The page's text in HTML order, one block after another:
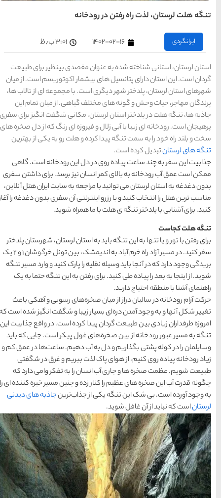
۳:۰۱ ب٫ظ
مقصدی بینظیر برای طبیعت
اکوتوریسم است. از میان
با مجموعه ای از تالاب ها،
از میان تمام این
مکانی شگفت انگیز برای سفری
ای رنگ که از دل صخره های
هلت رو به یکی از بهترین
این رودخانه است. گاهی
نیز برسد. برای داشتن سفری
به سایت ایران هتل آنلاین،
آن سفری بدون دغدغه را آغاز
شوید.
لرستان، شهرستان پلدختر
سفر کنید. در مسیر آزاد راه خرم آباد به اندیمشک، بین تونل خرگوشان 1 و 2 یک
پارک کنید و وارد مسیر تنگه
به این تنگه حتما به یک
رسوبی و آهکی باعث
و شگفت انگیز شده است که
کرده است. در واقع جذابیت این
پیکر است. جایی که باید
دهیم. ساعت‌ها در عمق کم و
ببریم و غرق در شگفتی
به تفکر وامی دارد که
و چنین مسیر خیره کننده ای را
جاذبه های دیدنی
کیش
هتل
کیش
شیراز
راهنمای
سفر به
شیراز
رزرو
هتل
های
شیراز
قشم
راهنمای
سفر به
قشم
رزرو
هتل
های
مشهد
راهنمای
سفر به
مشهد
رزرو
هتل
اصفهان
راهنمای
سفر به
اصفهان
رزرو هتل
های
تبریز
راهنمای
سفر به
تبریز
رزرو
هتل یزد
راهنمای
سفر به
یزد
دسته بندی ها
اخبار(266)
انواع سفر(73)
ایرانگردی(1,270)
جهانگردی(692)
راهنمای سفر(409)
سفرهای پیشنهادی(133)
طبیعت(132)